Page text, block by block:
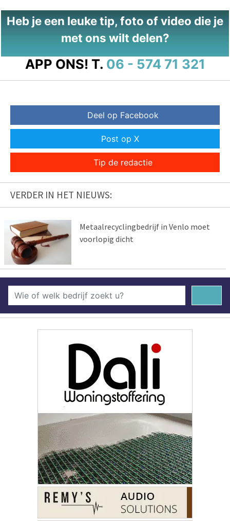
Heb je een leuke tip, foto of video die je
met ons wilt delen?
APP ONS! T. 06 - 574 71 321
Deel op Facebook
Post op X
Tip de redactie
VERDER IN HET NIEUWS:
Metaalrecyclingbedrijf in Venlo moet
voorlopig dicht